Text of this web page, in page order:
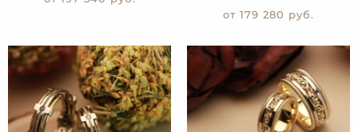
от 179 280 руб.